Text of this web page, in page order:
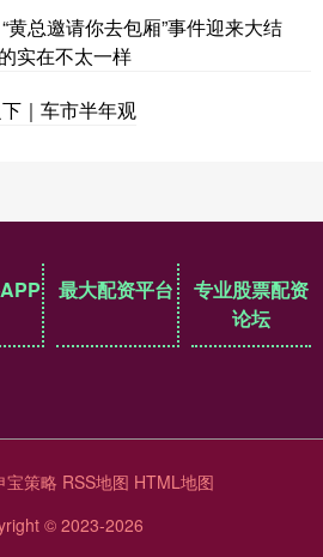
黄总邀请你去包厢”事件迎来大结
实在不太一样
｜车市半年观
最大配资平台
专业股票配资
论坛
宝策略 RSS地图 HTML地图
© 2023-2026